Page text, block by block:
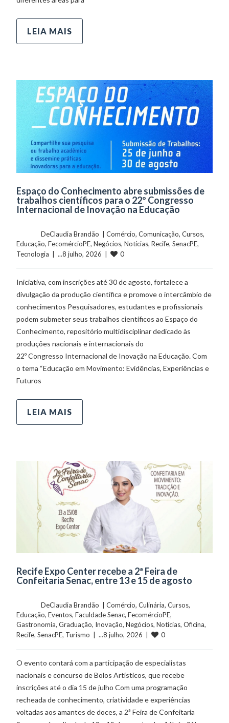
LEIA MAIS
Espaço do Conhecimento abre submissões de
trabalhos científicos para o 22º Congresso
Internacional de Inovação na Educação
	    	DeClaudia Brandão  |
Comércio, Comunicação, Cursos
Educação, FecomércioPE, Negócios, Notícias, Recife, SenacPE
Tecnologia
  |  ...8 julho, 2026  |
0
Iniciativa, com inscrições até 30 de agosto, fortalece a
divulgação da produção científica e promove o intercâmbio de
conhecimentos Pesquisadores, estudantes e profissionais
podem submeter seus trabalhos científicos ao Espaço do
Conhecimento, repositório multidisciplinar dedicado às
produções nacionais e internacionais do
22º Congresso Internacional de Inovação na Educação. Com
o tema “Educação em Movimento: Evidências, Experiências e
Futuros
LEIA MAIS
Recife Expo Center recebe a 2ª Feira de
Confeitaria Senac, entre 13 e 15 de agosto
	    	DeClaudia Brandão  |
Comércio, Culinária, Cursos
Educação, Eventos, Faculdade Senac, FecomércioPE
Gastronomia, Graduação, Inovação, Negócios, Notícias, Oficina
Recife, SenacPE, Turismo
  |  ...8 julho, 2026  |
0
O evento contará com a participação de especialistas
nacionais e concurso de Bolos Artísticos, que recebe
inscrições até o dia 15 de julho Com uma programação
recheada de conhecimento, criatividade e experiências
voltadas aos amantes de doces, a 2ª Feira de Confeitaria